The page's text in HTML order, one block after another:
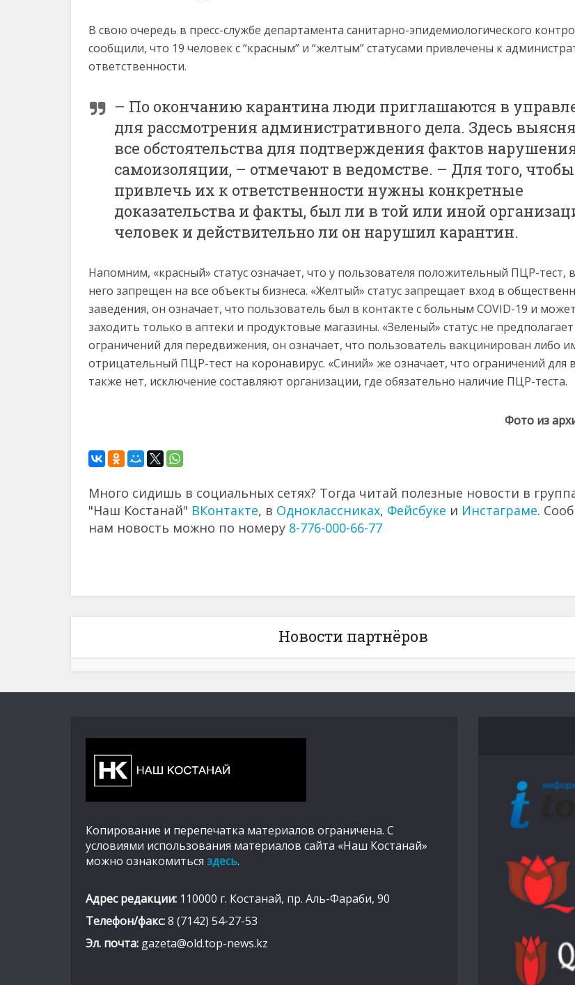
В свою очередь в пресс-службе департамента санитарно-эпидемиологического
сообщили, что 19 человек с “красным” и “желтым” статусами привлечены к
ответственности.
– По окончанию карантина люди приглашаются в
для рассмотрения административного дела. Здесь
все обстоятельства для подтверждения фактов
самоизоляции, – отмечают в ведомстве. – Для того, чтобы
привлечь их к ответственности нужны конкретные
доказательства и факты, был ли в той или иной
человек и действительно ли он нарушил карантин.
Напомним, «красный» статус означает, что у пользователя положительный ПЦР-тест,
него запрещен на все объекты бизнеса. «Желтый» статус запрещает вход в
заведения, он означает, что пользователь был в контакте с больным COVID-19 и может
заходить только в аптеки и продуктовые магазины. «Зеленый» статус не предполагает
ограничений для передвижения, он означает, что пользователь вакцинирован либо
отрицательный ПЦР-тест на коронавирус. «Синий» же означает, что ограничений для
также нет, исключение составляют организации, где обязательно наличие ПЦР-теста.
Фото из
Много сидишь в социальных сетях? Тогда читай полезные новости в
"Наш Костанай" ВКонтакте, в Одноклассниках, Фейсбуке и Инстаграме.
нам новость можно по номеру 8-776-000-66-77
Новости партнёров
Копирование и перепечатка материалов ограничена. С
условиями использования материалов сайта «Наш Костанай»
можно ознакомиться здесь.
Адрес редакции: 110000 г. Костанай, пр. Аль-Фараби, 90
Телефон/факс:8 (7142) 54-27-53
Эл. почта: gazeta@old.top-news.kz